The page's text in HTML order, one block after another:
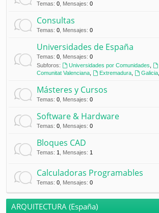
Temas: 0 Mensajes: 0
Consultas
Temas: 0 Mensajes: 0
Universidades de España
Temas: 0 Mensajes: 0
Subforos:
Universidades por Comunidades
Comunitat Valenciana
Extremadura, Galicia,
Másteres y Cursos
Temas: 0 Mensajes: 0
Software & Hardware
Temas: 0 Mensajes: 0
Bloques CAD
Temas: 1 Mensajes: 1
Calculadoras Programables
Temas: 0 Mensajes: 0
ARQUITECTURA (España)